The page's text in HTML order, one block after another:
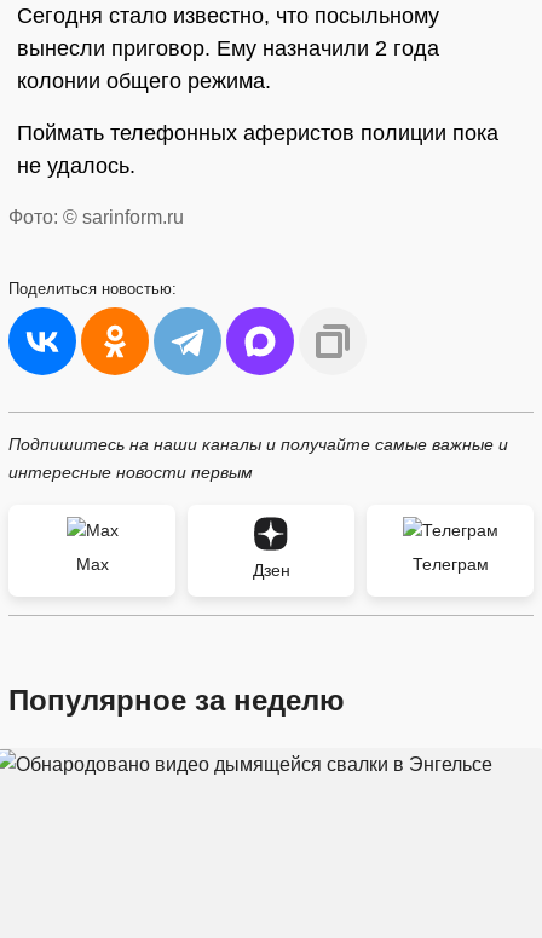
Сегодня стало известно, что посыльному
вынесли приговор. Ему назначили 2 года
колонии общего режима.
Поймать телефонных аферистов полиции пока
не удалось.
Фото: © sarinform.ru
Поделиться новостью:
Подпишитесь на наши каналы и получайте самые важные и
интересные новости первым
Max Дзен Телеграм
Популярное за неделю